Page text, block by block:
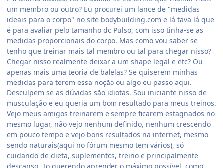
um membro ou outro? Eu procurei um lance de "medidas
ideais para o corpo" no site bodybuilding.com e lá tava lá que
é para avaliar pelo tamanho do Pulso, com isso tinha-se as
medidas proporcionais do corpo. Mas como vou saber se
tenho que treinar mais tal membro ou tal para chegar nisso?
Chegar nisso realmente deixaria um shape legal e etc? Ou
apenas mais uma teoria de balelas? Se quiserem minhas
medidas para terem essa noção ou algo eu passo aqui.
Desculpem se as dúvidas são idiotas. Sou iniciante nisso de
musculação e eu queria um bom resultado para meus treinos.
Vejo meus amigos treinarem e sempre ficarem estagnados no
mesmo lugar, não vejo nenhum definido, nenhum crescendo
em pouco tempo e vejo bons resultados na internet, mesmo
sendo naturais(aqui no fórum mesmo tem vários), só
cuidando de dieta, suplementos, treino e principalmente
descanso. To querendo aprender o máximo possível, como